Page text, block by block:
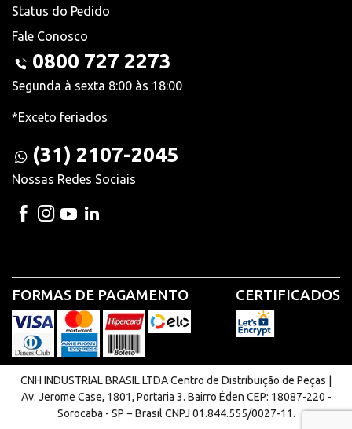
Status do Pedido
Fale Conosco
0800 727 2273
Segunda à sexta 8:00 às 18:00
*Exceto feriados
(31) 2107-2045
Nossas Redes Sociais
FORMAS DE PAGAMENTO CERTIFICADOS
CNH INDUSTRIAL BRASIL LTDA Centro de Distribuição de Peças |
Av. Jerome Case, 1801, Portaria 3. Bairro Éden CEP: 18087-220 -
Sorocaba - SP − Brasil CNPJ 01.844.555/0027-11.